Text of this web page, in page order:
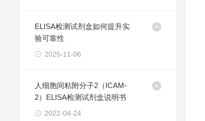
ELISA检测试剂盒如何提升实
验可靠性
2025-11-06
人细胞间粘附分子2（ICAM-
2）ELISA检测试剂盒说明书
2022-04-24